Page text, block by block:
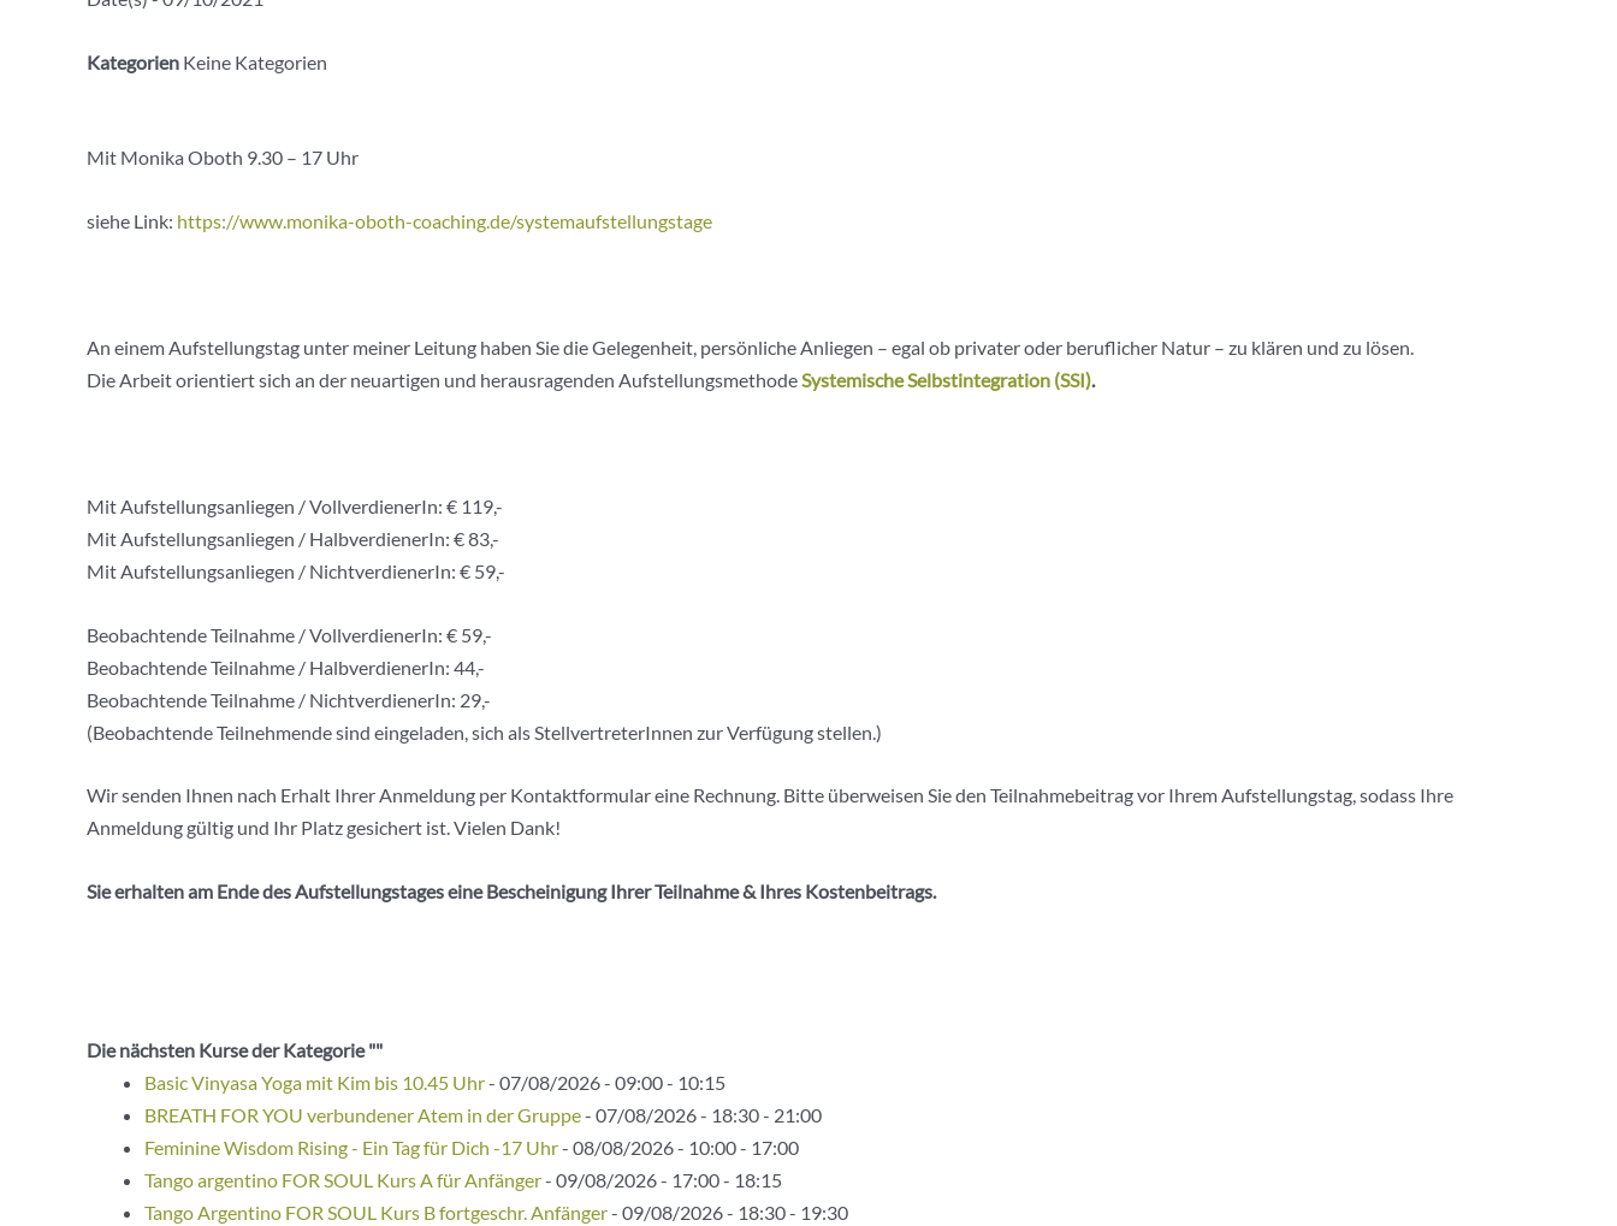
Kategorien Keine Kategorien
Mit Monika Oboth 9.30 – 17 Uhr
siehe Link: https://www.monika-oboth-coaching.de/systemaufstellungstage
An einem Aufstellungstag unter meiner Leitung haben Sie die Gelegenheit, persönliche Anliegen – egal ob privater oder beruflicher Natur – zu klären und zu lösen.
Die Arbeit orientiert sich an der neuartigen und herausragenden AufstellungsmethodeSystemische Selbstintegration (SSI).
Mit Aufstellungsanliegen / VollverdienerIn: € 119,-
Mit Aufstellungsanliegen / HalbverdienerIn: € 83,-
Mit Aufstellungsanliegen / NichtverdienerIn: € 59,-
Beobachtende Teilnahme / VollverdienerIn: € 59,-
Beobachtende Teilnahme / HalbverdienerIn: 44,-
Beobachtende Teilnahme / NichtverdienerIn: 29,-
(Beobachtende Teilnehmende sind eingeladen, sich als StellvertreterInnen zur Verfügung stellen.)
Wir senden Ihnen nach Erhalt Ihrer Anmeldung per Kontaktformular eine Rechnung. Bitte überweisen Sie den Teilnahmebeitrag vor Ihrem Aufstellungstag, sodass Ihre
Anmeldung gültig und Ihr Platz gesichert ist. Vielen Dank!
Sie erhalten am Ende des Aufstellungstages eine Bescheinigung Ihrer Teilnahme & Ihres Kostenbeitrags.
Die nächsten Kurse der Kategorie ""
Basic Vinyasa Yoga mit Kim bis 10.45 Uhr- 07/08/2026 - 09:00 - 10:15
BREATH FOR YOU verbundener Atem in der Gruppe- 07/08/2026 - 18:30 - 21:00
Feminine Wisdom Rising - Ein Tag für Dich -17 Uhr- 08/08/2026 - 10:00 - 17:00
Tango argentino FOR SOUL Kurs A für Anfänger- 09/08/2026 - 17:00 - 18:15
Tango Argentino FOR SOUL Kurs B fortgeschr. Anfänger- 09/08/2026 - 18:30 - 19:30